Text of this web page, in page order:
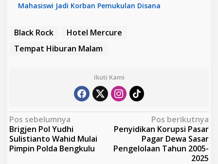
Mahasiswi Jadi Korban Pemukulan Disana
Black Rock
Hotel Mercure
Tempat Hiburan Malam
Ikuti Kami
N
a
v
Pos sebelumnya
Brigjen Pol Yudhi
Sulistianto Wahid Mulai
Pimpin Polda Bengkulu
Pos berikutnya
Penyidikan Korupsi Pasar
Pagar Dewa Sasar
Pengelolaan Tahun 2005-
2025